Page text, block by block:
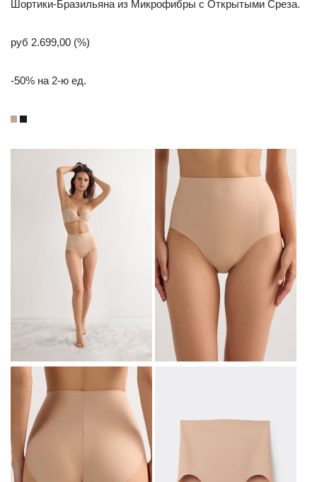
Шортики-Бразильяна из Микрофибры с Открытыми Среза.
руб 2.699,00 (%)
-50% на 2-ю ед.